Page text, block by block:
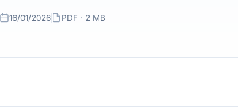
16/01/2026 PDF · 2 MB